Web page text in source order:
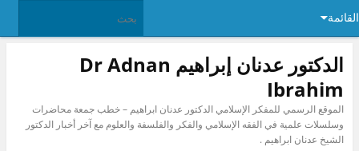
القائمة
الدكتور عدنان إبراهيم Dr Adnan
Ibrahim
الموقع الرسمي للمفكر الإسلامي الدكتور عدنان ابراهيم – خطب جمعة محاضرات
وسلسلات علمية في الفقه الإسلامي والفكر والفلسفة والعلوم مع آخر أخبار الدكتور
الشيخ عدنان ابراهيم .